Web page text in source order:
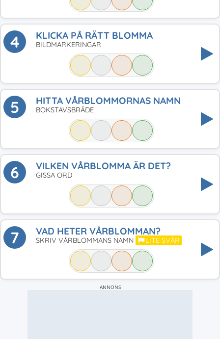
4 KLICKA PÅ RÄTT BLOMMA
BILDMARKERINGAR
5 HITTA VÅRBLOMMORNAS NAMN
BOKSTAVSBRÄDE
6 VILKEN VÅRBLOMMA ÄR DET?
GISSA ORD
7 VAD HETER VÅRBLOMMAN?
SKRIV VÅRBLOMMANS NAMN LITE SVÅR
ANNONS